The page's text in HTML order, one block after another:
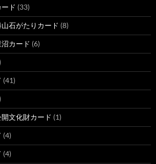
ド (33)
石がたりカード (8)
カード (6)
(41)
文化財カード (1)
(4)
(4)